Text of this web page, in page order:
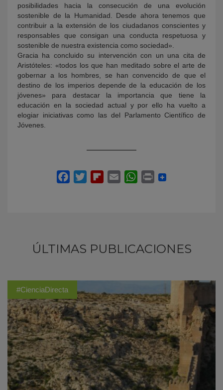
posibilidades hacia la consecución de una evolución
sostenible de la Humanidad. Desde ahora tenemos que
contribuir a la extensión de los ciudadanos conscientes y
responsables que consigan una conducta respetuosa y
sostenible de nuestra existencia como sociedad».
Gracia ha concluido su intervención con un una cita de
Aristóteles: «todos los que han meditado sobre el arte de
gobernar a los hombres, se han convencido de que el
destino de los imperios depende de la educación de los
jóvenes» para destacar la importancia que tiene la
educación en la sociedad actual y por ello ha vuelto a
elogiar iniciativas como las del Parlamento Científico de
Jóvenes.
ÚLTIMAS PUBLICACIONES
#CienciaDirecta